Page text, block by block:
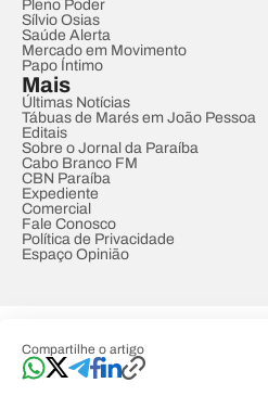
Compartilhe o artigo
Pleno Poder
Sílvio Osias
Saúde Alerta
Mercado em Movimento
Papo Íntimo
Mais
Últimas Notícias
Tábuas de Marés em João Pessoa
Editais
Sobre o Jornal da Paraíba
Cabo Branco FM
CBN Paraíba
Expediente
Comercial
Fale Conosco
Política de Privacidade
Espaço Opinião
Developed by Designed by